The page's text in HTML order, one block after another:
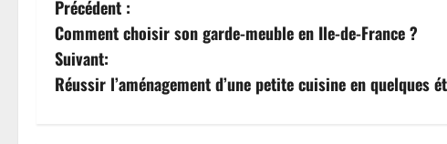
N
a
v
Précédent :
Comment choisir son garde-meuble en Ile-de-France ?
Suivant:
Réussir l’aménagement d’une petite cuisine en quelques